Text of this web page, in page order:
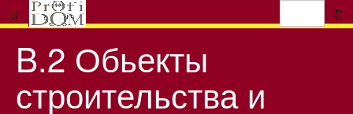
B.2 Обьекты
строительства и